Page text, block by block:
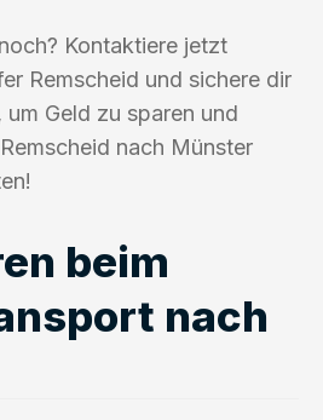
Kontaktiere jetzt
Remscheid und sichere dir
Geld zu sparen und
nach Münster
beim
nach